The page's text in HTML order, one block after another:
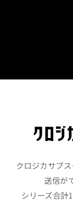
クロジカサブ
送信が
シリーズ合計